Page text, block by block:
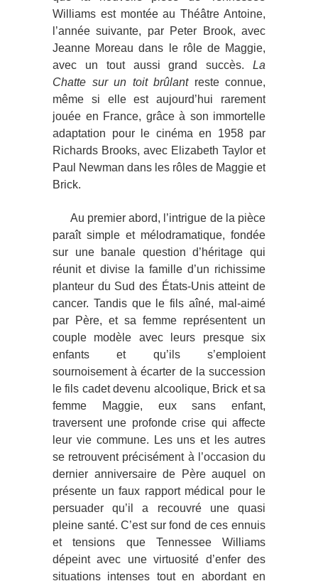
Williams est montée au Théâtre Antoine,
l’année suivante, par Peter Brook, avec
Jeanne Moreau dans le rôle de Maggie,
avec un tout aussi grand succès. La
Chatte sur un toit brûlantreste connue,
même si elle est aujourd’hui rarement
jouée en France, grâce à son immortelle
adaptation pour le cinéma en 1958 par
Richards Brooks, avec Elizabeth Taylor et
Paul Newman dans les rôles de Maggie et
Brick.
Au premier abord, l’intrigue de la pièce
paraît simple et mélodramatique, fondée
sur une banale question d’héritage qui
réunit et divise la famille d’un richissime
planteur du Sud des États-Unis atteint de
cancer. Tandis que le fils aîné, mal-aimé
par Père, et sa femme représentent un
couple modèle avec leurs presque six
enfants et qu’ils s’emploient
sournoisement à écarter de la succession
le fils cadet devenu alcoolique, Brick et sa
femme Maggie, eux sans enfant,
traversent une profonde crise qui affecte
leur vie commune. Les uns et les autres
se retrouvent précisément à l’occasion du
dernier anniversaire de Père auquel on
présente un faux rapport médical pour le
persuader qu’il a recouvré une quasi
pleine santé. C’est sur fond de ces ennuis
et tensions que Tennessee Williams
dépeint avec une virtuosité d’enfer des
situations intenses tout en abordant en